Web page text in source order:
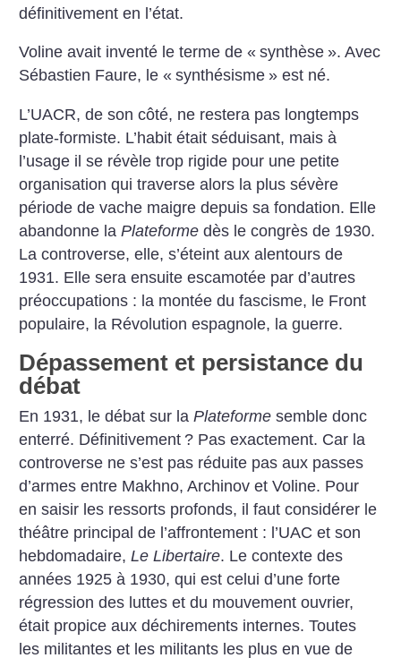
définitivement en l’état.
Voline avait inventé le terme de « synthèse ». Avec
Sébastien Faure, le « synthésisme » est né.
L’UACR, de son côté, ne restera pas longtemps
plate-formiste. L’habit était séduisant, mais à
l’usage il se révèle trop rigide pour une petite
organisation qui traverse alors la plus sévère
période de vache maigre depuis sa fondation. Elle
abandonne laPlateforme dès le congrès de 1930.
La controverse, elle, s’éteint aux alentours de
1931. Elle sera ensuite escamotée par d’autres
préoccupations : la montée du fascisme, le Front
populaire, la Révolution espagnole, la guerre.
Dépassement et persistance du
débat
En 1931, le débat sur laPlateforme semble donc
enterré. Définitivement ? Pas exactement. Car la
controverse ne s’est pas réduite pas aux passes
d’armes entre Makhno, Archinov et Voline. Pour
en saisir les ressorts profonds, il faut considérer le
théâtre principal de l’affrontement : l’UAC et son
hebdomadaire,Le Libertaire. Le contexte des
années 1925 à 1930, qui est celui d’une forte
régression des luttes et du mouvement ouvrier,
était propice aux déchirements internes. Toutes
les militantes et les militants les plus en vue de